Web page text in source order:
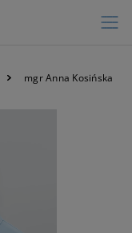
mgr Anna Kosińska